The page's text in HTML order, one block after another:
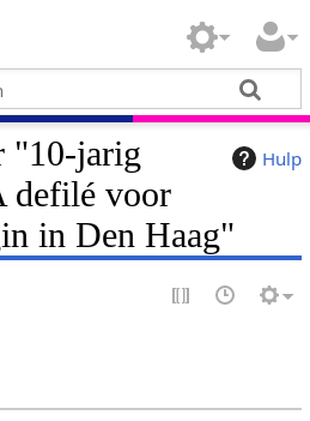
Hulp
"10-jarig
defilé voor
in Den Haag"